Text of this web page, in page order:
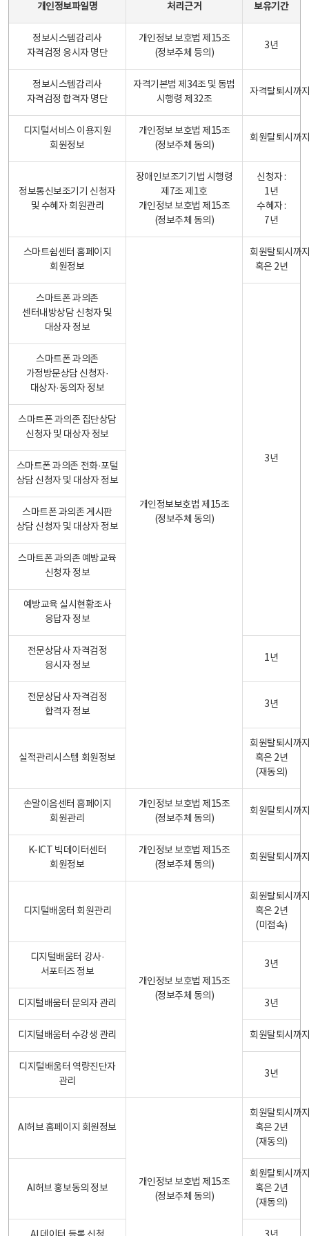
개인정보파일명 처리근거 보유기간
정보시스템감리사
자격검정 응시자 명단
개인정보 보호법 제15조
(정보주체 등의)
3년
정보시스템감리사
자격검정 합격자 명단
자격기본법 제34조 및 동법
시행령 제32조
자격탈퇴시까
디지털서비스 이용지원
회원정보
개인정보 보호법 제15조
(정보주체 동의)
회원탈퇴시까
정보통신보조기기 신청자
및 수혜자 회원관리
장애인보조기기법 시행령
제7조 제1호
개인정보 보호법 제15조
(정보주체 동의)
신청자 :
1년
수혜자 :
7년
스마트쉼센터 홈페이지
회원정보
개인정보보호법 제15조
(정보주체 동의)
회원탈퇴시까
혹은 2년
스마트폰 과의존
센터내방상담 신청자 및
대상자 정보
3년
스마트폰 과의존
가정방문상담 신청자·
대상자·동의자 정보
스마트폰 과의존 집단상담
신청자 및 대상자 정보
스마트폰 과의존 전화·포털
상담 신청자 및 대상자 정보
스마트폰 과의존 게시판
상담 신청자 및 대상자 정보
스마트폰 과의존 예방교육
신청자 정보
예방교육 실시현황조사
응답자 정보
전문상담사 자격검정
응시자 정보
1년
전문상담사 자격검정
합격자 정보
3년
실적관리시스템 회원정보
회원탈퇴시까
혹은 2년
(재동의)
손말이음센터 홈페이지
회원관리
개인정보 보호법 제15조
(정보주체 동의)
회원탈퇴시까
K-ICT 빅데이터센터
회원정보
개인정보 보호법 제15조
(정보주체 동의)
회원탈퇴시까
디지털배움터 회원관리
개인정보 보호법 제15조
(정보주체 동의)
회원탈퇴시까
혹은 2년
(미접속)
디지털배움터 강사·
서포터즈 정보
3년
디지털배움터 문의자 관리 3년
디지털배움터 수강생 관리 회원탈퇴시까
디지털배움터 역량진단자
관리
3년
AI허브 홈페이지 회원정보
개인정보 보호법 제15조
(정보주체 동의)
회원탈퇴시까
혹은 2년
(재동의)
AI허브 홍보동의 정보
회원탈퇴시까
혹은 2년
(재동의)